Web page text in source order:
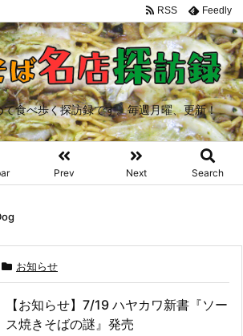
食べ歩く探訪録です。毎週月曜、更新！
Prev Next Search
RSS Feedly
お知らせ
【お知らせ】7/19 ハヤカワ新書『ソー
ス焼きそばの謎』発売